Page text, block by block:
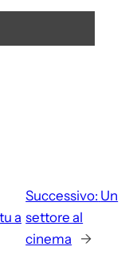
a
Successivo: Un
settore al
cinema
→